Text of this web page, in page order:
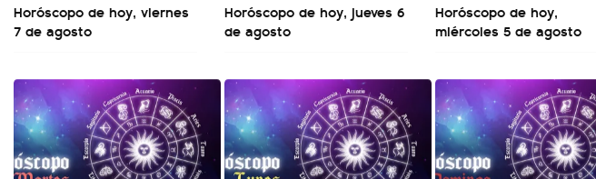
Horóscopo de hoy, viernes
7 de agosto
Horóscopo de hoy, jueves 6
de agosto
Horóscopo de hoy,
miércoles 5 de agosto